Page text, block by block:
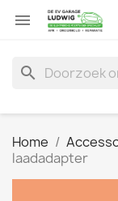

search
Home
laadadapter